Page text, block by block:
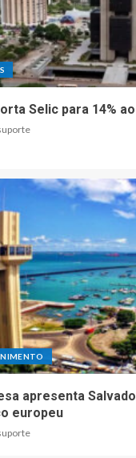
Selic para 14%
apresenta
europeu